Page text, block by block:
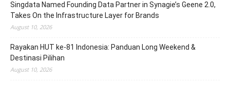
Singdata Named Founding Data Partner in Synagie’s Geene 2.0,
Takes On the Infrastructure Layer for Brands
August 10, 2026
Rayakan HUT ke-81 Indonesia: Panduan Long Weekend &
Destinasi Pilihan
August 10, 2026